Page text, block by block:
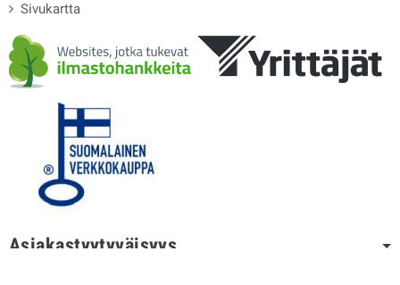
Sivukartta
Asiakastyytyväisyys